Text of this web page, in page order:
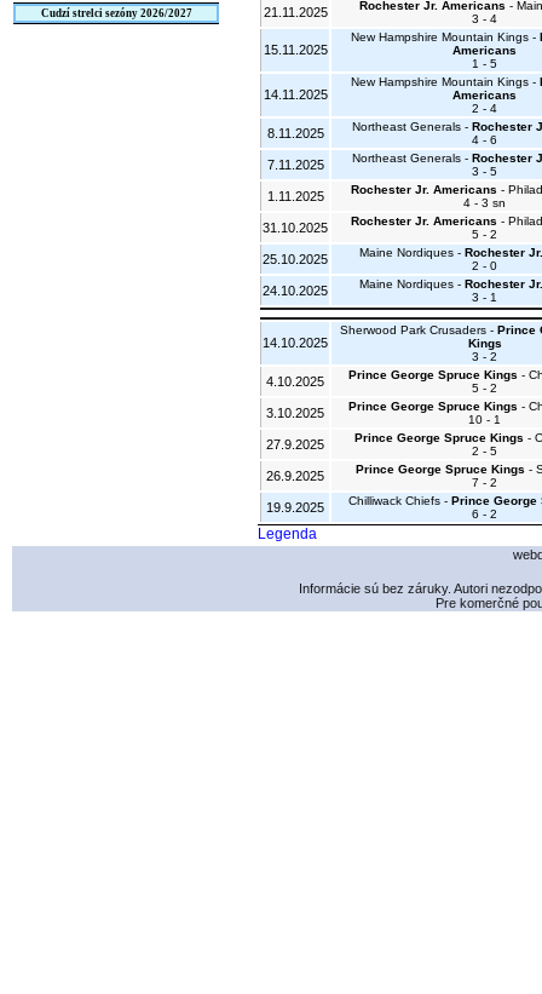
Cudzí strelci sezóny 2026/2027 21.11.2025 Rochester Jr. Americans -
3 - 4
15.11.2025
New Hampshire Mountain Kings -
Americans
1 - 5
14.11.2025
New Hampshire Mountain Kings -
Americans
2 - 4
8.11.2025 Northeast Generals - Rochester
4 - 6
7.11.2025 Northeast Generals - Rochester
3 - 5
1.11.2025 Rochester Jr. Americans -
4 - 3 sn
31.10.2025 Rochester Jr. Americans -
5 - 2
25.10.2025 Maine Nordiques - Rochester
2 - 0
24.10.2025 Maine Nordiques - Rochester
3 - 1
14.10.2025
Sherwood Park Crusaders - Prince
Kings
3 - 2
4.10.2025 Prince George Spruce Kings -
5 - 2
3.10.2025 Prince George Spruce Kings -
10 - 1
27.9.2025 Prince George Spruce Kings -
2 - 5
26.9.2025 Prince George Spruce Kings -
7 - 2
19.9.2025 Chilliwack Chiefs - Prince George
6 - 2
Legenda
Informácie sú bez záruky. Autori
Pre komerčné